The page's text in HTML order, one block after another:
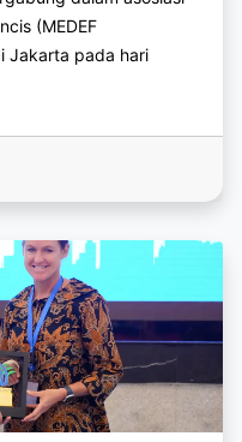
(MEDEF
Jakarta pada hari